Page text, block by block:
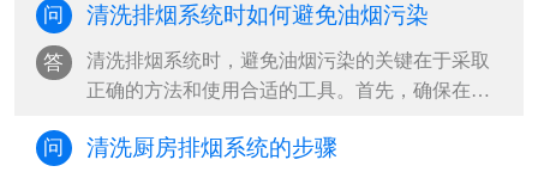
问 清洗排烟系统时如何避免油烟污染
答
清洗排烟系统时，避免油烟污染的关键在于采取
正确的方法和使用合适的工具。首先，确保在清
问 清洗厨房排烟系统的步骤